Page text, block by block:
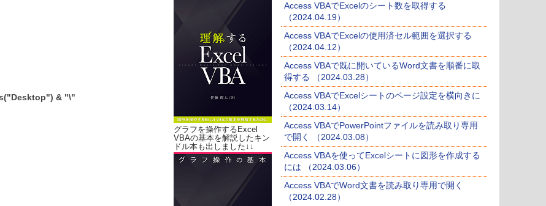
& "\"
グラフを操作するExcel
VBAの基本を解説したキン
ドル本も出しました↓↓
Access VBAでExcelのシート数を取得する
（2024.04.19）
Access VBAでExcelの使用済セル範囲を選択する
（2024.04.12）
Access VBAで既に開いているWord文書を順番に取
得する （2024.03.28）
Access VBAでExcelシートのページ設定を横向きに
（2024.03.14）
Access VBAでPowerPointファイルを読み取り専用
で開く （2024.03.08）
Access VBAを使ってExcelシートに図形を作成する
には （2024.03.06）
Access VBAでWord文書を読み取り専用で開く
（2024.02.28）